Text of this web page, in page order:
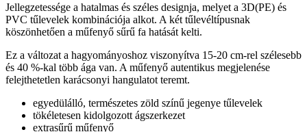
Jellegzetessége a hatalmas és széles designja, melyet a 3D(PE) és
PVC tűlevelek kombinációja alkot. A két tűlevéltípusnak
köszönhetően a műfenyő sűrű fa hatását kelti.
Ez a változat a hagyományoshoz viszonyítva 15-20 cm-rel szélesebb
és 40 %-kal több ága van. A műfenyő autentikus megjelenése
felejthetetlen karácsonyi hangulatot teremt.
egyedülálló, természetes zöld színű jegenye tűlevelek
tökéletesen kidolgozott ágszerkezet
extrasűrű műfenyő